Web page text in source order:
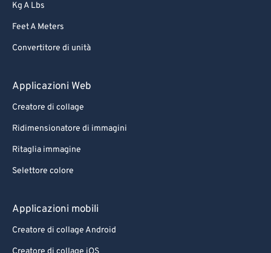
Kg A Lbs
Feet A Meters
Convertitore di unità
Applicazioni Web
Creatore di collage
Ridimensionatore di immagini
Ritaglia immagine
Selettore colore
Applicazioni mobili
Creatore di collage Android